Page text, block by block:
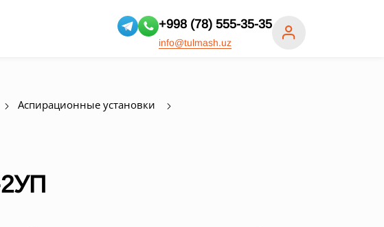
+998 (78) 555-35-35
info@tulmash.uz
Аспирационные установки